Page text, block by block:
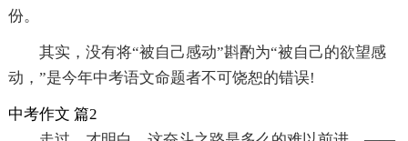
份。
其实，没有将“被自己感动”斟酌为“被自己的欲望感
动，”是今年中考语文命题者不可饶恕的错误!
中考作文 篇2